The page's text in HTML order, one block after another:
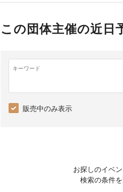
この団体主催の近日
キーワード
販売中のみ表示
お探しのイベ
検索の条件